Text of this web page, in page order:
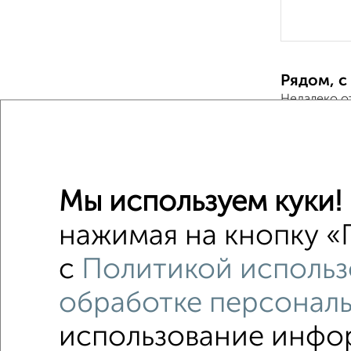
Рядом,
Недалеко
не
в
Мы используем куки!
нажимая на кнопку
с Политикой
обработке
использование